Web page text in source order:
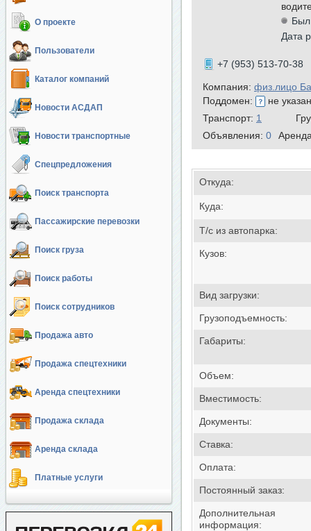
О проекте
Пользователи
Каталог компаний
Новости АСДАП
Новости транспортные
Спецпредложения
Поиск транспорта
Пассажирские перевозки
Поиск груза
Поиск работы
Поиск сотрудников
Продажа авто
Продажа спецтехники
Аренда спецтехники
Продажа склада
Аренда склада
Платные услуги
Был
Дата
+7 (953) 513-70-38
Компания: физ.лицо
Поддомен:
не
Транспорт: 1
Объявления: 0
Откуда:
Куда:
Т/с из автопарка:
Кузов:
Вид загрузки:
Грузоподъемность:
Габариты:
Объем:
Вместимость:
Документы:
Ставка:
Оплата:
Постоянный заказ:
Дополнительная
информация: